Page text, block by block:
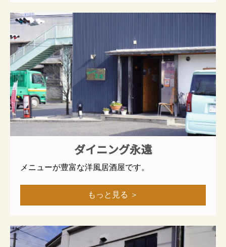
ダイニング永遠
メニューが豊富な洋風居酒屋です。
もっと見る ＞